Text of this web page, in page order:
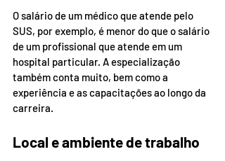
O salário de um médico que atende pelo
SUS, por exemplo, é menor do que o salário
de um profissional que atende em um
hospital particular. A especialização
também conta muito, bem como a
experiência e as capacitações ao longo da
carreira.
Local e ambiente de trabalho